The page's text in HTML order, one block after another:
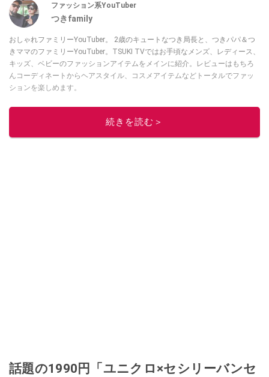
ファッション系YouTuber
つきfamily
おしゃれファミリーYouTuber。 2歳のキュートなつき局長と、つきパパ＆つ
きママのファミリーYouTuber。TSUKI TVではお手頃なメンズ、レディース、
キッズ、ベビーのファッションアイテムをメインに紹介。レビューはもちろ
んコーディネートからヘアスタイル、コスメアイテムなどトータルでファッ
ションを楽しめます。
このイチオシストの他の記事を読む
続きを読む＞
話題の1990円「ユニクロ×セシリーバンセ